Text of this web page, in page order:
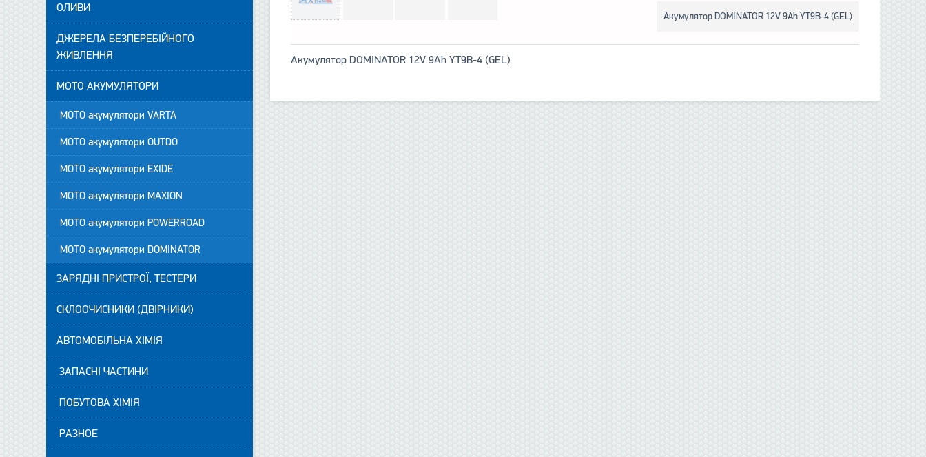
Акумулятор DOMINATOR 12V 9Ah YT9B-4 (GEL)
Акумулятор DOMINATOR 12V 9Ah YT9B-4 (GEL)
ОЛИВИ
ДЖЕРЕЛА БЕЗПЕРЕБІЙНОГО
ЖИВЛЕННЯ
МОТО АКУМУЛЯТОРИ
МОТО акумулятори VARTA
МОТО акумулятори OUTDO
МОТО акумулятори EXIDE
МОТО акумулятори MAXION
МОТО акумулятори POWERROAD
МОТО акумулятори DOMINATOR
ЗАРЯДНІ ПРИСТРОЇ, ТЕСТЕРИ
СКЛООЧИСНИКИ (ДВІРНИКИ)
АВТОМОБІЛЬНА ХІМІЯ
ЗАПАСНІ ЧАСТИНИ
ПОБУТОВА ХІМІЯ
РАЗНОЕ